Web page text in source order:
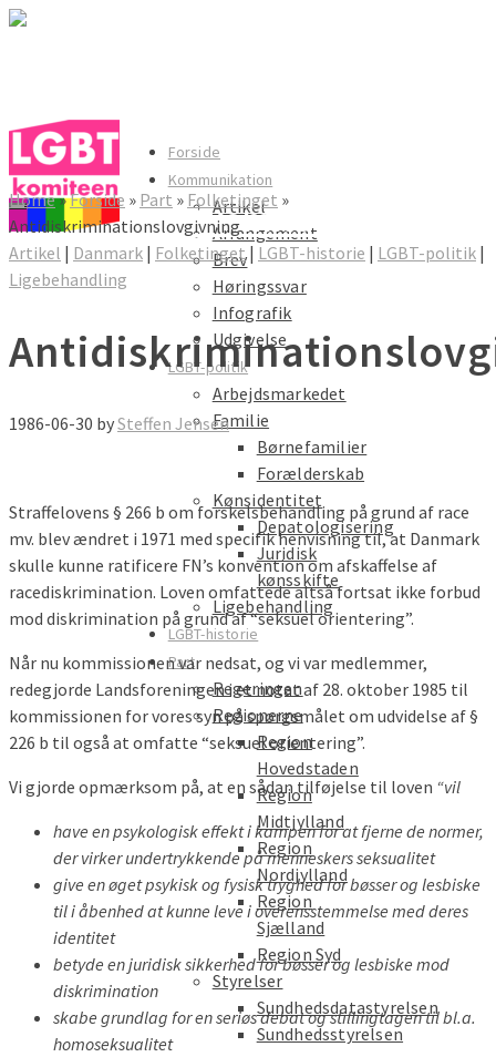
Forside
Kommunikation
Artikel
Arrangement
Brev
Høringssvar
Infografik
Udgivelse
LGBT-politik
Arbejdsmarkedet
Familie
Børnefamilier
Forælderskab
Kønsidentitet
Depatologisering
Juridisk
kønsskifte
Ligebehandling
LGBT-historie
Part
Regeringen
Regionerne
Region
Hovedstaden
Region
Midtjylland
Region
Nordjylland
Region
Sjælland
Region Syd
Styrelser
Sundhedsdatastyrelsen
Sundhedsstyrelsen
LGBT komiteen
Home»Forside » Part » Folketinget »
Antidiskriminationslovgivning
Artikel | Danmark | Folketinget| LGBT-historie | LGBT-politik |
Ligebehandling
1986-06-30 bySteffen Jensen
Straffelovens § 266 b om forskelsbehandling på grund af race
mv. blev ændret i 1971 med specifik henvisning til, at Danmark
skulle kunne ratificere FN’s konvention om afskaffelse af
racediskrimination. Loven omfattede altså fortsat ikke forbud
mod diskrimination på grund af “seksuel orientering”.
Når nu kommissionen var nedsat, og vi var medlemmer,
redegjorde Landsforeningen i et notat af 28. oktober 1985 til
kommissionen for vores syn på spørgsmålet om udvidelse af §
226 b til også at omfatte “seksuel orientering”.
Vi gjorde opmærksom på, at en sådan tilføjelse til loven “vil
have en psykologisk effekt i kampen for at fjerne de normer,
der virker undertrykkende på menneskers seksualitet
give en øget psykisk og fysisk tryghed for bøsser og lesbiske
til i åbenhed at kunne leve i overensstemmelse med deres
identitet
betyde en juridisk sikkerhed for bøsser og lesbiske mod
diskrimination
skabe grundlag for en seriøs debat og stillingtagen til bl.a.
homoseksualitet